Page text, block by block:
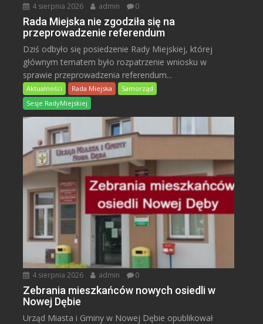
4 sierpnia 2026 admin 0
Rada Miejska nie zgodziła się na
przeprowadzenie referendum
Dziś odbyło się posiedzenie Rady Miejskiej, której
głównym tematem było rozpatrzenie wniosku w
sprawie przeprowadzenia referendum...
Aktualności Rada Miejska
Samorząd
Sesje RadyMiejskiej
4 sierpnia 2026 admin 0
Zebrania mieszkańców nowych osiedli w
Nowej Dębie
Urząd Miasta i Gminy w Nowej Dębie opublikował